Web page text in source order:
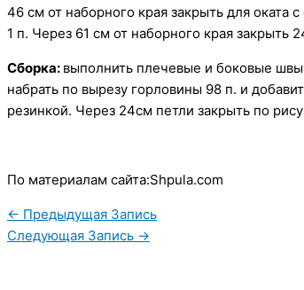
46 см от наборного края закрыть для оката
1 п. Через 61 см от наборного края закрыть
Сборка: выполнить плечевые и боковые
набрать по вырезу горловины 98 п. и
резинкой. Через 24см петли закрыть по
По материалам сайта:Shpula.com
← Предыдущая Запись
Следующая Запись →